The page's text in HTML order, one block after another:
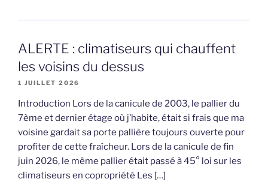
ALERTE : climatiseurs qui chauffent
les voisins du dessus
1 JUILLET 2026
Introduction Lors de la canicule de 2003, le pallier du
7ème et dernier étage où j’habite, était si frais que ma
voisine gardait sa porte pallière toujours ouverte pour
profiter de cette fraîcheur. Lors de la canicule de fin
juin 2026, le même pallier était passé à 45° loi sur les
climatiseurs en copropriété Les […]